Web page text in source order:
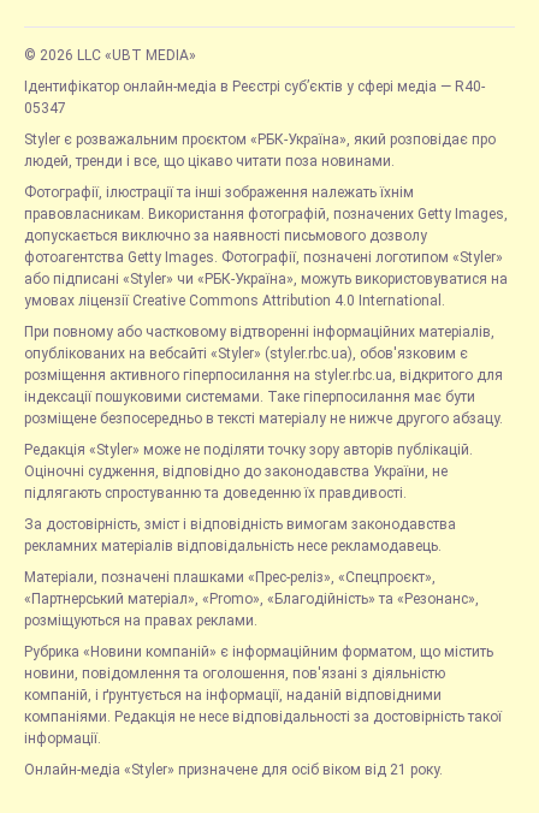
© 2026 LLC «UBT MEDIA»
Ідентифікатор онлайн-медіа в Реєстрі суб’єктів у сфері медіа — R40-
05347
Styler є розважальним проєктом «РБК-Україна», який розповідає про
людей, тренди і все, що цікаво читати поза новинами.
Фотографії, ілюстрації та інші зображення належать їхнім
правовласникам. Використання фотографій, позначених Getty Images,
допускається виключно за наявності письмового дозволу
фотоагентства Getty Images. Фотографії, позначені логотипом «Styler»
або підписані «Styler» чи «РБК-Україна», можуть використовуватися на
умовах ліцензії Creative Commons Attribution 4.0 International.
При повному або частковому відтворенні інформаційних матеріалів,
опублікованих на вебсайті «Styler» (styler.rbc.ua), обов'язковим є
розміщення активного гіперпосилання на styler.rbc.ua, відкритого для
індексації пошуковими системами. Таке гіперпосилання має бути
розміщене безпосередньо в тексті матеріалу не нижче другого абзацу.
Редакція «Styler» може не поділяти точку зору авторів публікацій.
Оціночні судження, відповідно до законодавства України, не
підлягають спростуванню та доведенню їх правдивості.
За достовірність, зміст і відповідність вимогам законодавства
рекламних матеріалів відповідальність несе рекламодавець.
Матеріали, позначені плашками «Прес-реліз», «Спецпроєкт»,
«Партнерський матеріал», «Promo», «Благодійність» та «Резонанс»,
розміщуються на правах реклами.
Рубрика «Новини компаній» є інформаційним форматом, що містить
новини, повідомлення та оголошення, пов'язані з діяльністю
компаній, і ґрунтується на інформації, наданій відповідними
компаніями. Редакція не несе відповідальності за достовірність такої
інформації.
Онлайн-медіа «Styler» призначене для осіб віком від 21 року.